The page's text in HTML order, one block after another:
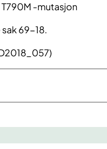
-mutasjon
sak 69-18.